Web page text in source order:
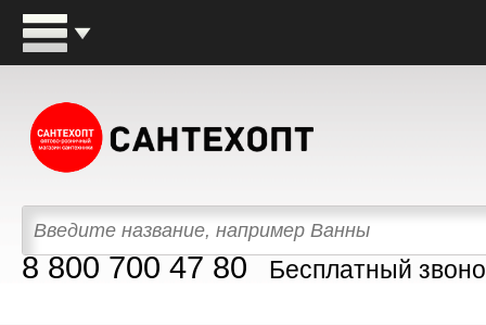
8 800 700 47 80 Бесплатный